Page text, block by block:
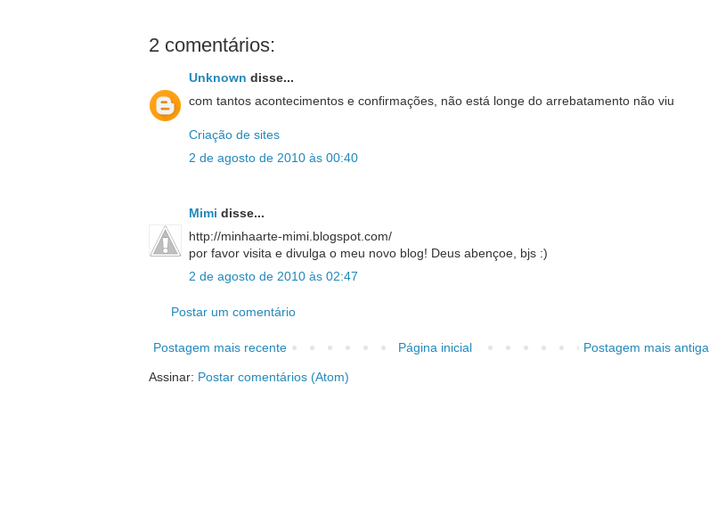
2 comentários:
Unknown disse...
com tantos acontecimentos e confirmações, não está longe do arrebatamento não viu
Criação de sites
2 de agosto de 2010 às 00:40
Mimi disse...
http://minhaarte-mimi.blogspot.com/
por favor visita e divulga o meu novo blog! Deus abençoe, bjs :)
2 de agosto de 2010 às 02:47
Postar um comentário
Postagem mais recente Postagem mais antiga
Página inicial
Assinar: Postar comentários (Atom)